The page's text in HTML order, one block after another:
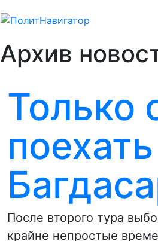
Архив
После второго тура
крайне непростые